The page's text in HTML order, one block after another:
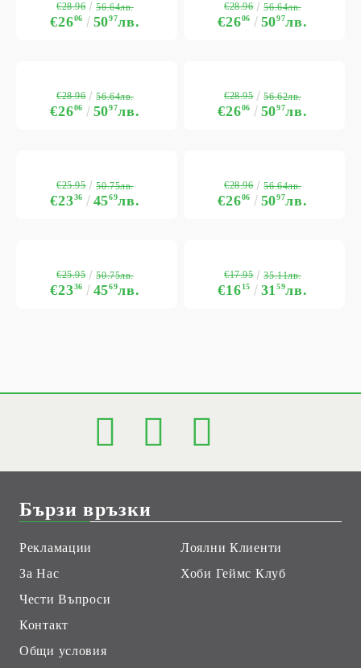
€2606 5097лв.
€28.96 56.64лв.
€2606 5097лв.
€28.96 56.64лв.
€2606 5097лв.
€28.96 56.64лв.
€2606 5097лв.
€28.95 56.62лв.
€2336 4569лв.
€25.95 50.75лв.
€2606 5097лв.
€28.96 56.64лв.
€2336 4569лв.
€25.95 50.75лв.
€1615 3159лв.
€17.95 35.11лв.
Бързи връзки
Рекламации
За Нас
Чести Въпроси
Контакт
Общи условия
Лоялни Клиенти
Хоби Геймс Клуб